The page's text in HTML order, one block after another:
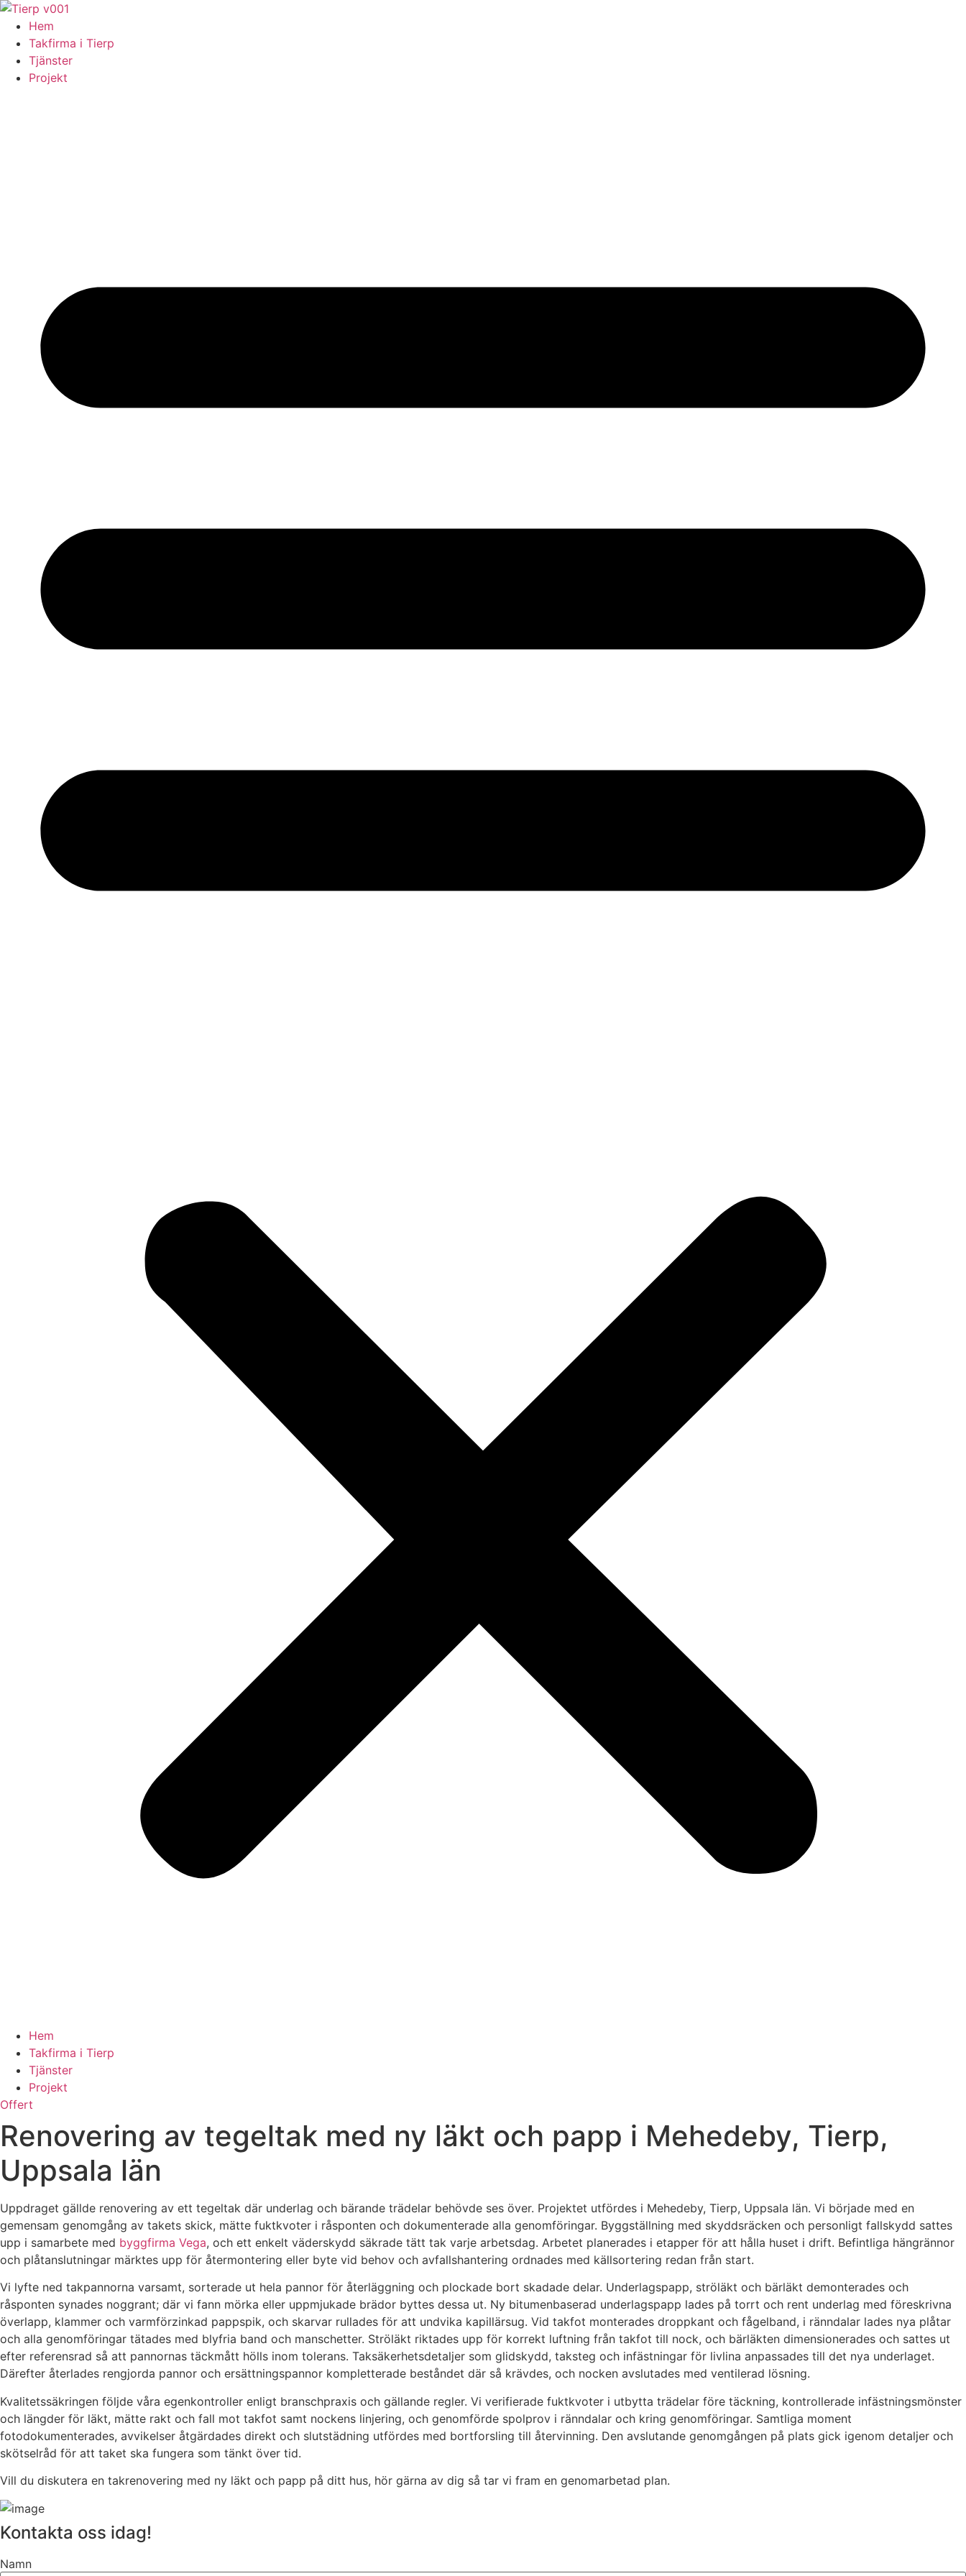
Skip
content
Hem
Takfirma i Tierp
Tjänster
Projekt
Hem
Takfirma i Tierp
Tjänster
Projekt
Offert
Renovering av tegeltak med ny läkt och papp i Mehedeby, Tierp,
Uppsala län
Uppdraget gällde renovering av ett tegeltak där underlag och bärande trädelar behövde ses över. Projektet utfördes i Mehedeby, Tierp, Uppsala län. Vi började med en
gemensam genomgång av takets skick, mätte fuktkvoter i råsponten och dokumenterade alla genomföringar. Byggställning med skyddsräcken och personligt fallskydd sattes
upp i samarbete med byggfirma Vega, och ett enkelt väderskydd säkrade tätt tak varje arbetsdag. Arbetet planerades i etapper för att hålla huset i drift. Befintliga hängrännor
och plåtanslutningar märktes upp för återmontering eller byte vid behov och avfallshantering ordnades med källsortering redan från start.
Vi lyfte ned takpannorna varsamt, sorterade ut hela pannor för återläggning och plockade bort skadade delar. Underlagspapp, ströläkt och bärläkt demonterades och
råsponten synades noggrant; där vi fann mörka eller uppmjukade brädor byttes dessa ut. Ny bitumenbaserad underlagspapp lades på torrt och rent underlag med föreskrivna
överlapp, klammer och varmförzinkad pappspik, och skarvar rullades för att undvika kapillärsug. Vid takfot monterades droppkant och fågelband, i ränndalar lades nya plåtar
och alla genomföringar tätades med blyfria band och manschetter. Ströläkt riktades upp för korrekt luftning från takfot till nock, och bärläkten dimensionerades och sattes ut
efter referensrad så att pannornas täckmått hölls inom tolerans. Taksäkerhetsdetaljer som glidskydd, taksteg och infästningar för livlina anpassades till det nya underlaget.
Därefter återlades rengjorda pannor och ersättningspannor kompletterade beståndet där så krävdes, och nocken avslutades med ventilerad lösning.
Kvalitetssäkringen följde våra egenkontroller enligt branschpraxis och gällande regler. Vi verifierade fuktkvoter i utbytta trädelar före täckning, kontrollerade infästningsmönster
och längder för läkt, mätte rakt och fall mot takfot samt nockens linjering, och genomförde spolprov i ränndalar och kring genomföringar. Samtliga moment
fotodokumenterades, avvikelser åtgärdades direkt och slutstädning utfördes med bortforsling till återvinning. Den avslutande genomgången på plats gick igenom detaljer och
skötselråd för att taket ska fungera som tänkt över tid.
Vill du diskutera en takrenovering med ny läkt och papp på ditt hus, hör gärna av dig så tar vi fram en genomarbetad plan.
Kontakta oss idag!
Namn